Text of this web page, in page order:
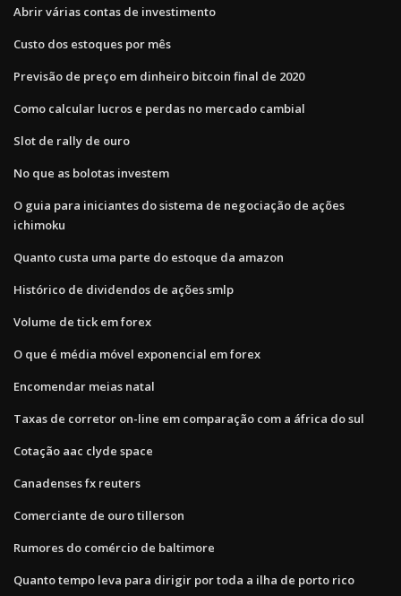
Abrir várias contas de investimento
Custo dos estoques por mês
Previsão de preço em dinheiro bitcoin final de 2020
Como calcular lucros e perdas no mercado cambial
Slot de rally de ouro
No que as bolotas investem
O guia para iniciantes do sistema de negociação de ações
ichimoku
Quanto custa uma parte do estoque da amazon
Histórico de dividendos de ações smlp
Volume de tick em forex
O que é média móvel exponencial em forex
Encomendar meias natal
Taxas de corretor on-line em comparação com a áfrica do sul
Cotação aac clyde space
Canadenses fx reuters
Comerciante de ouro tillerson
Rumores do comércio de baltimore
Quanto tempo leva para dirigir por toda a ilha de porto rico